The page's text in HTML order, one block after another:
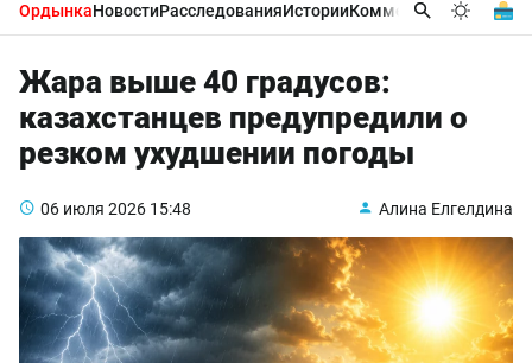
ОрдынкаНовостиРасследованияИсторииКомментарииБизнес
Жара выше 40 градусов:
казахстанцев предупредили о
резком ухудшении погоды
06 июля 2026 15:48 Алина Елгелдина